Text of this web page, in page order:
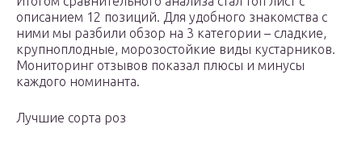
описанием 12 позиций. Для удобного знакомства с
ними мы разбили обзор на 3 категории – сладкие,
крупноплодные, морозостойкие виды кустарников.
Мониторинг отзывов показал плюсы и минусы
каждого номинанта.
Лучшие сорта роз